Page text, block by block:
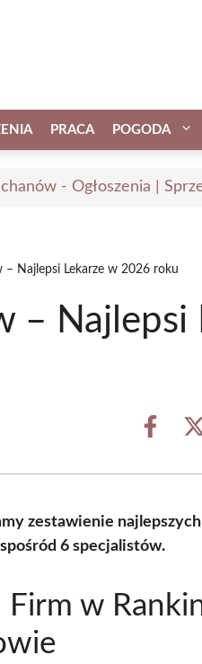
PRACA POGODA
- Ogłoszenia |
– Najlepsi Lekarze w 2026 roku
– Najlepsi
Share
zestawienie
6 specjalistów.
w